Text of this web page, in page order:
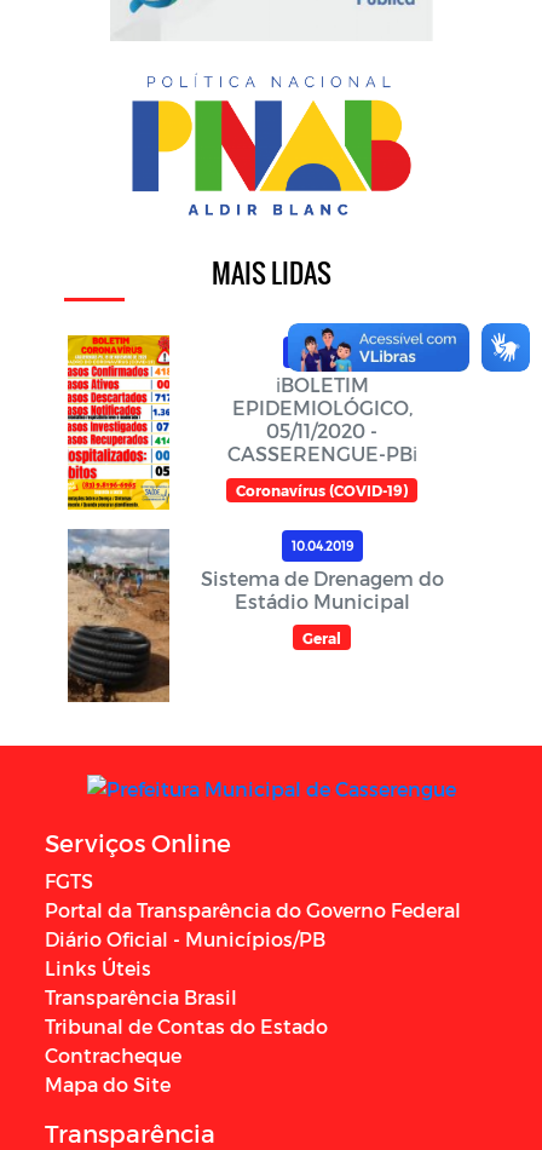
MAIS LIDAS
19.11.2020
ℹ️BOLETIM
EPIDEMIOLÓGICO,
05/11/2020 -
CASSERENGUE-PBℹ️
Coronavírus (COVID-19)
10.04.2019
Sistema de Drenagem do
Estádio Municipal
Geral
Serviços Online
FGTS
Portal da Transparência do Governo Federal
Diário Oficial - Municípios/PB
Links Úteis
Transparência Brasil
Tribunal de Contas do Estado
Contracheque
Mapa do Site
Transparência